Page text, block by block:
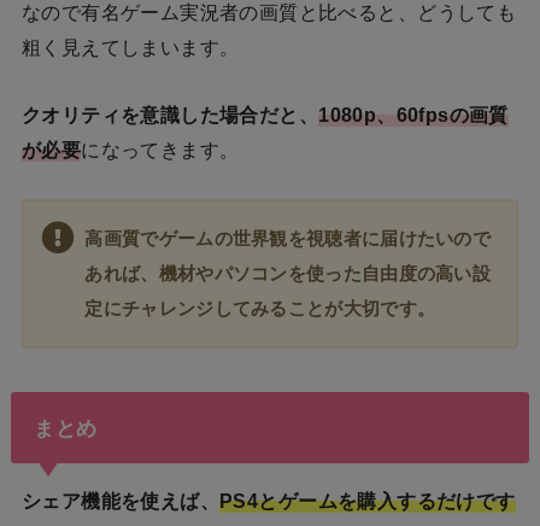
なので有名ゲーム実況者の画質と比べると、どうしても
粗く見えてしまいます。
クオリティを意識した場合だと、 1080p、60fpsの画質
が必要になってきます。
高画質でゲームの世界観を視聴者に届けたいので
あれば、機材やパソコンを使った自由度の高い設
定にチャレンジしてみることが大切です。
まとめ
シェア機能を使えば、PS4とゲームを購入するだけです